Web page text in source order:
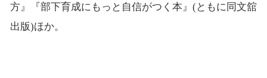
方』『部下育成にもっと自信がつく本』(ともに同文舘
出版)ほか。